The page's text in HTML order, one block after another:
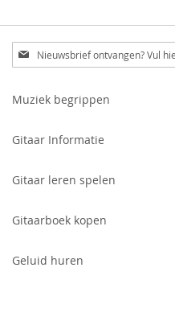
Schrijf
je
voor
Muziek begrippen
Gitaar Informatie
Gitaar leren spelen
Gitaarboek kopen
Geluid huren